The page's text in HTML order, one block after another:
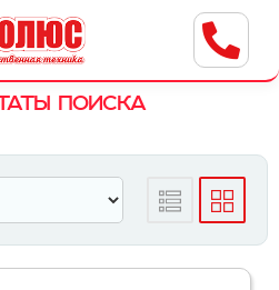
техники
ул. Пушкарева, 8a
поиска